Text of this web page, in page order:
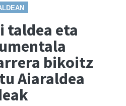
eta
bikoitz
Aiaraldea